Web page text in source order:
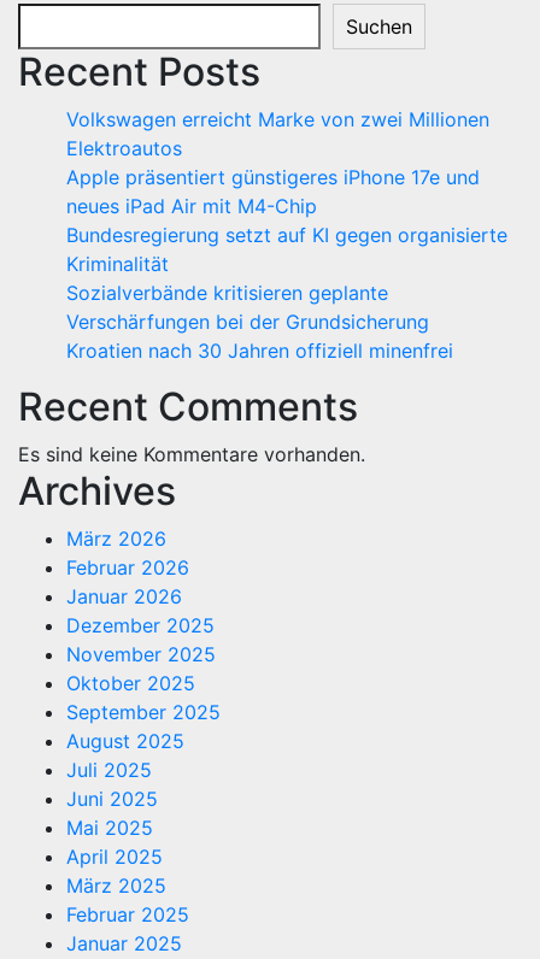
Suchen
Recent Posts
Volkswagen erreicht Marke von zwei Millionen
Elektroautos
Apple präsentiert günstigeres iPhone 17e und
neues iPad Air mit M4-Chip
Bundesregierung setzt auf KI gegen organisierte
Kriminalität
Sozialverbände kritisieren geplante
Verschärfungen bei der Grundsicherung
Kroatien nach 30 Jahren offiziell minenfrei
Recent Comments
Es sind keine Kommentare vorhanden.
Archives
März 2026
Februar 2026
Januar 2026
Dezember 2025
November 2025
Oktober 2025
September 2025
August 2025
Juli 2025
Juni 2025
Mai 2025
April 2025
März 2025
Februar 2025
Januar 2025